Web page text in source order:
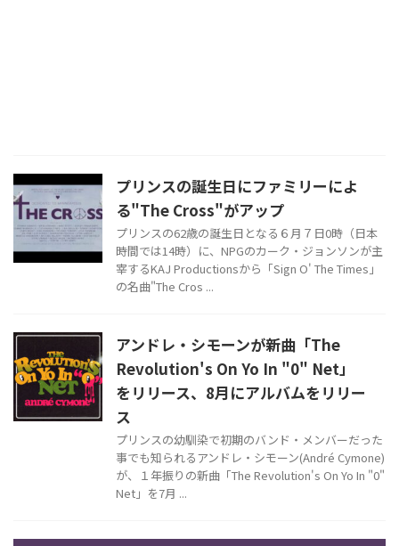
プリンスの誕生日にファミリーによ
る"The Cross"がアップ
プリンスの62歳の誕生日となる６月７日0時（日本
時間では14時）に、NPGのカーク・ジョンソンが主
宰するKAJ Productionsから「Sign O' The Times」
の名曲"The Cros ...
アンドレ・シモーンが新曲「The
Revolution's On Yo In "0" Net」
をリリース、8月にアルバムをリリー
ス
プリンスの幼馴染で初期のバンド・メンバーだった
事でも知られるアンドレ・シモーン(André Cymone)
が、１年振りの新曲「The Revolution's On Yo In "0"
Net」を7月 ...